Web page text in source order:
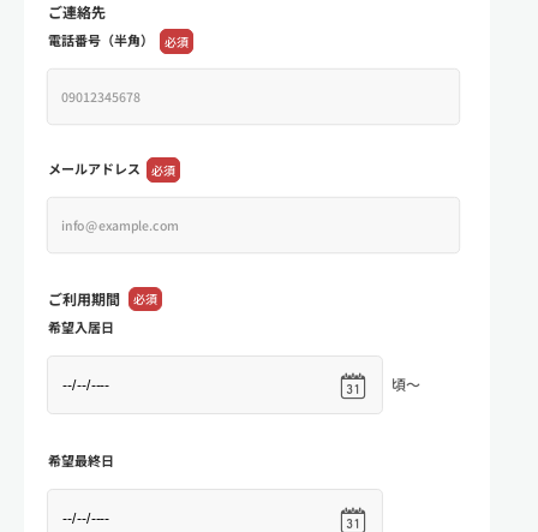
ご連絡先
電話番号（半角） 必須
メールアドレス 必須
ご利用期間 必須
希望入居日
頃～
希望最終日